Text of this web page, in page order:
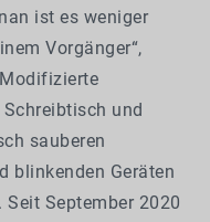
ist es weniger
Vorgänger“,
und
sauberen
blinkenden Geräten
September 2020